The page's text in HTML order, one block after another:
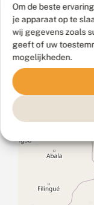
Om de beste
je apparaat op te
wij gegevens zoals
geeft of uw
mogelijkheden.